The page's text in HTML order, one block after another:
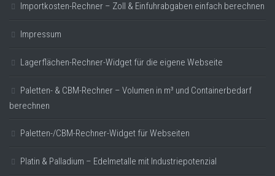
Importkosten-Rechner – Zoll & Einfuhrabgaben einfach berechnen
Impressum
Lagerflächen-Rechner-Widget für die eigene Webseite
Paletten- & CBM-Rechner – Volumen in m³ und Containerbedarf
berechnen
Paletten-/CBM-Rechner-Widget für Webseiten
Platin & Palladium – Edelmetalle mit Industriepotenzial